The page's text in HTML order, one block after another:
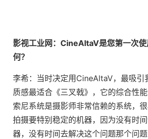
影视工业网：CineAltaV是您第一次
何？
李希：当时决定用CineAltaV，最吸引
质感最适合《三叉戟》，它的综合性能
索尼系统是摄影师非常信赖的系统，
拍摄要特别稳定的机器，因为没有时
器，没有时间去解决这个问题那个问